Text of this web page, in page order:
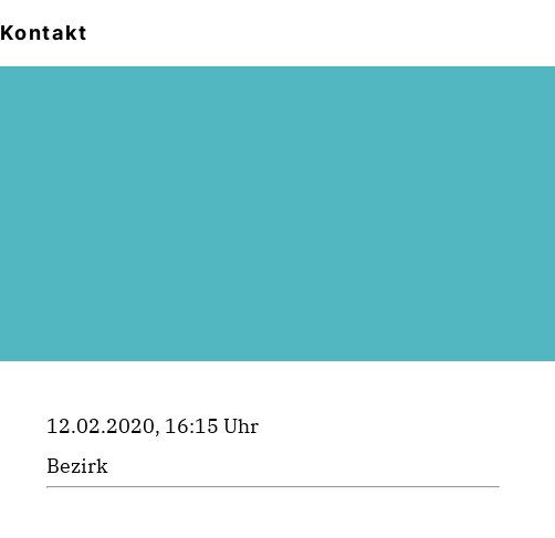
Kontakt
12.02.2020, 16:15 Uhr
Bezirk